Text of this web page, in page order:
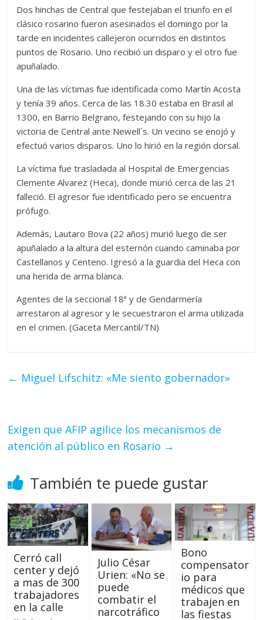
Dos hinchas de Central que festejaban el triunfo en el
clásico rosarino fueron asesinados el domingo por la
tarde en incidentes callejeron ocurridos en distintos
puntos de Rosario. Uno recibió un disparo y el otro fue
apuñalado.
Una de las víctimas fue identificada como Martín Acosta
y tenía 39 años. Cerca de las 18.30 estaba en Brasil al
1300, en Barrio Belgrano, festejando con su hijo la
victoria de Central ante Newell´s. Un vecino se enojó y
efectuó varios disparos. Uno lo hirió en la región dorsal.
La víctima fue trasladada al Hospital de Emergencias
Clemente Alvarez (Heca), donde murió cerca de las 21
falleció. El agresor fue identificado pero se encuentra
prófugo.
Además, Lautaro Bova (22 años) murió luego de ser
apuñalado a la altura del esternón cuando caminaba por
Castellanos y Centeno. Igresó a la guardia del Heca con
una herida de arma blanca.
Agentes de la seccional 18ª y de Gendarmería
arrestaron al agresor y le secuestraron el arma utilizada
en el crimen. (Gaceta Mercantil/TN)
← Miguel Lifschitz: «Me siento gobernador»
Exigen que AFIP agilice los mecanismos de
atención al público en Rosario →
También te puede gustar
Cerró call
center y dejó
a mas de 300
trabajadores
en la calle
Julio César
Urien: «No se
puede
combatir el
narcotráfico
Bono
compensator
io para
médicos que
trabajen en
las fiestas